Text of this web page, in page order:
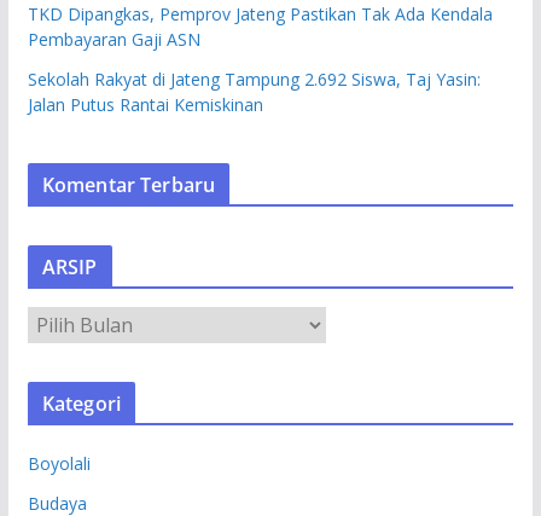
TKD Dipangkas, Pemprov Jateng Pastikan Tak Ada Kendala
Pembayaran Gaji ASN
Sekolah Rakyat di Jateng Tampung 2.692 Siswa, Taj Yasin:
Jalan Putus Rantai Kemiskinan
Komentar Terbaru
ARSIP
R
S
Kategori
Boyolali
Budaya